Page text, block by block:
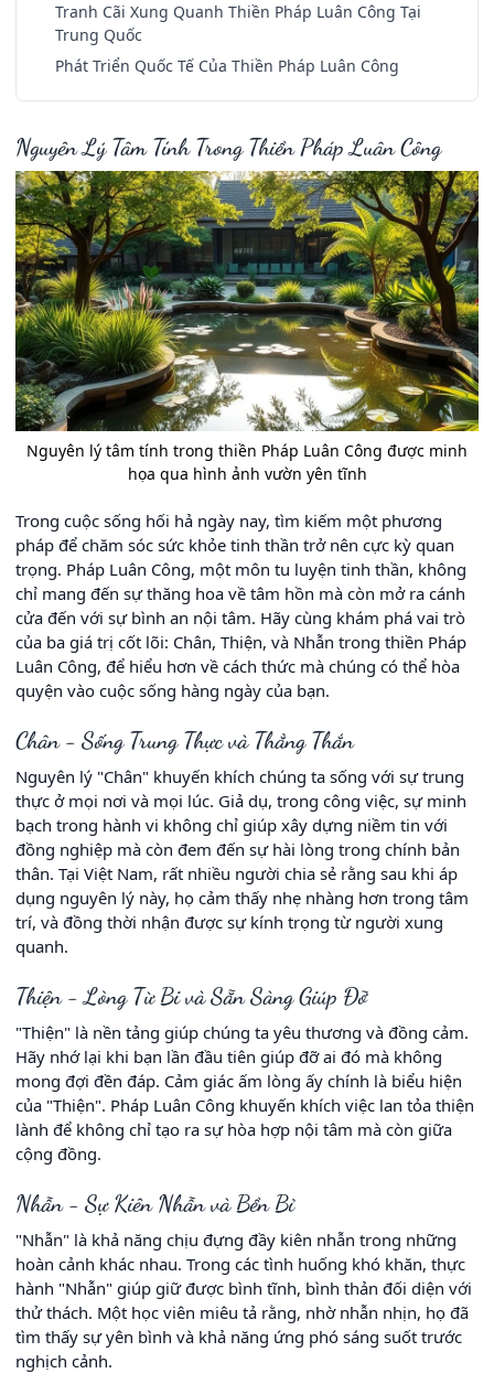
Tranh Cãi Xung Quanh Thiền Pháp Luân Công Tại
Trung Quốc
Phát Triển Quốc Tế Của Thiền Pháp Luân Công
Nguyên Lý Tâm Tính Trong Thiền Pháp Luân Công
Nguyên lý tâm tính trong thiền Pháp Luân Công được minh
họa qua hình ảnh vườn yên tĩnh
Trong cuộc sống hối hả ngày nay, tìm kiếm một phương
pháp để chăm sóc sức khỏe tinh thần trở nên cực kỳ quan
trọng. Pháp Luân Công, một môn tu luyện tinh thần, không
chỉ mang đến sự thăng hoa về tâm hồn mà còn mở ra cánh
cửa đến với sự bình an nội tâm. Hãy cùng khám phá vai trò
của ba giá trị cốt lõi: Chân, Thiện, và Nhẫn trong thiền Pháp
Luân Công, để hiểu hơn về cách thức mà chúng có thể hòa
quyện vào cuộc sống hàng ngày của bạn.
Chân - Sống Trung Thực và Thẳng Thắn
Nguyên lý "Chân" khuyến khích chúng ta sống với sự trung
thực ở mọi nơi và mọi lúc. Giả dụ, trong công việc, sự minh
bạch trong hành vi không chỉ giúp xây dựng niềm tin với
đồng nghiệp mà còn đem đến sự hài lòng trong chính bản
thân. Tại Việt Nam, rất nhiều người chia sẻ rằng sau khi áp
dụng nguyên lý này, họ cảm thấy nhẹ nhàng hơn trong tâm
trí, và đồng thời nhận được sự kính trọng từ người xung
quanh.
Thiện - Lòng Từ Bi và Sẵn Sàng Giúp Đỡ
"Thiện" là nền tảng giúp chúng ta yêu thương và đồng cảm.
Hãy nhớ lại khi bạn lần đầu tiên giúp đỡ ai đó mà không
mong đợi đền đáp. Cảm giác ấm lòng ấy chính là biểu hiện
của "Thiện". Pháp Luân Công khuyến khích việc lan tỏa thiện
lành để không chỉ tạo ra sự hòa hợp nội tâm mà còn giữa
cộng đồng.
Nhẫn - Sự Kiên Nhẫn và Bền Bỉ
"Nhẫn" là khả năng chịu đựng đầy kiên nhẫn trong những
hoàn cảnh khác nhau. Trong các tình huống khó khăn, thực
hành "Nhẫn" giúp giữ được bình tĩnh, bình thản đối diện với
thử thách. Một học viên miêu tả rằng, nhờ nhẫn nhịn, họ đã
tìm thấy sự yên bình và khả năng ứng phó sáng suốt trước
nghịch cảnh.